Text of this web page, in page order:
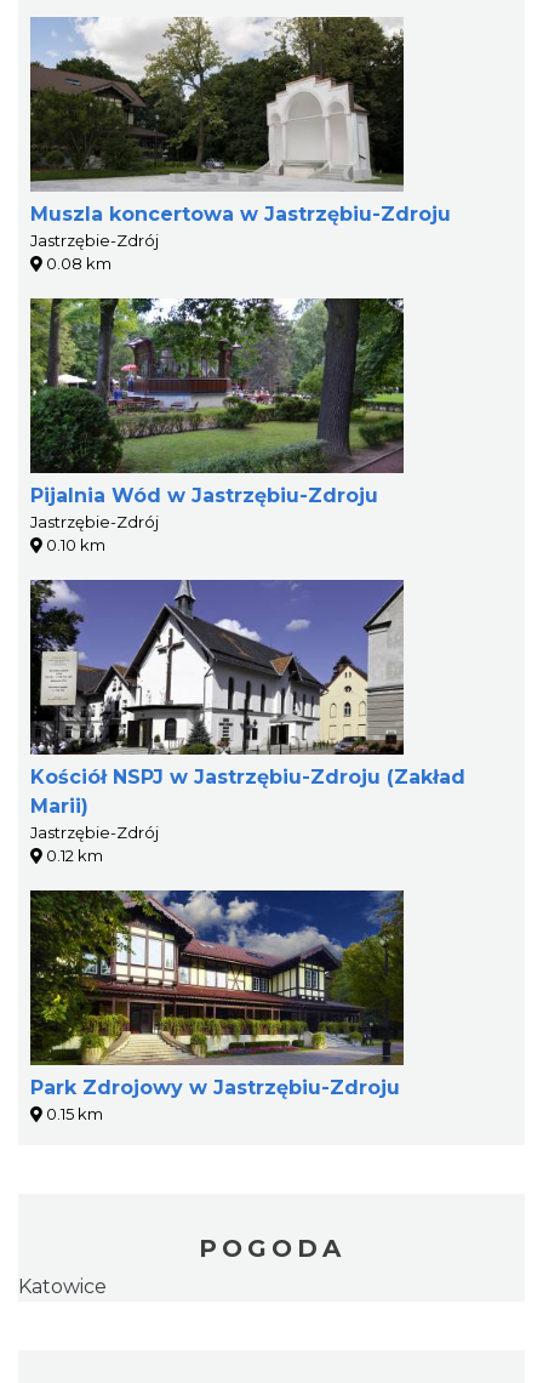
Muszla koncertowa w Jastrzębiu-Zdroju
Jastrzębie-Zdrój
0.08 km
Pijalnia Wód w Jastrzębiu-Zdroju
Jastrzębie-Zdrój
0.10 km
Kościół NSPJ w Jastrzębiu-Zdroju (Zakład
Marii)
Jastrzębie-Zdrój
0.12 km
Park Zdrojowy w Jastrzębiu-Zdroju
0.15 km
POGODA
Katowice